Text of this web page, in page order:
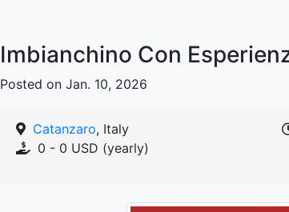
Imbianchino Con
Posted on Jan. 10, 2026
Catanzaro, Italy
0 - 0 USD (yearly)